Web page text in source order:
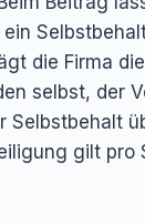
die Firma
selbst, der
Selbstbehalt
gilt pro